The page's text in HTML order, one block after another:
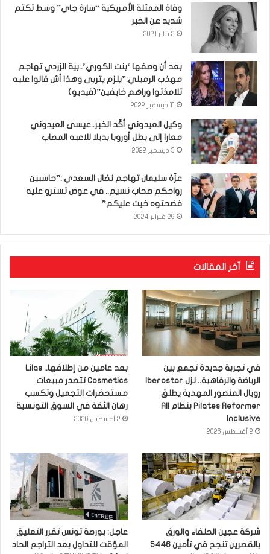
وفاة الممثلة الأمريكية “سارة جاي” وسط تكتم
شديد عن الخبر
2 يناير 2021
بعد أن وصفها ‘بنت الكوري’..بية الزردي تهاجم
مهذب الرميلي:”يلزم يتربى وهذا أش قالوا عليه
تلامذتوا وراهم خايفين”(فيديو)
وكيل العيدوني أكّد الخبر..عيسى العيدوني
معارا إلى بطل أوروبا بديلا للاعبه المصاب
3 ديسمبر 2022
عزّة سليمان تهاجم نضال السعدي :”حاسبين
رواحكم صحاب نسيم.. في عوض تسترو عليه
فضحتوه خيت عليكم”
29 فبراير 2024
آخر المقالات
في تجربة جديدة تجمع بين
رويال المنصور المهدية يطلق
Pilates Reformer بنظام All
Inclusive
2 أغسطس 2026
بعد عامين من إطلاقها.. Lilas
Cosmetics تتصدر مبيعات
مستحضرات التجميل وتكسب
رهان الثقة في السوق التونسية
2 أغسطس 2026
شركة عجين الحلفاء والورق
بالقصرين تنجح في تأمين 5446
عاجل: بورصة تونس تقرر التعليق
المؤقت للتداول بعد التراجع الحاد